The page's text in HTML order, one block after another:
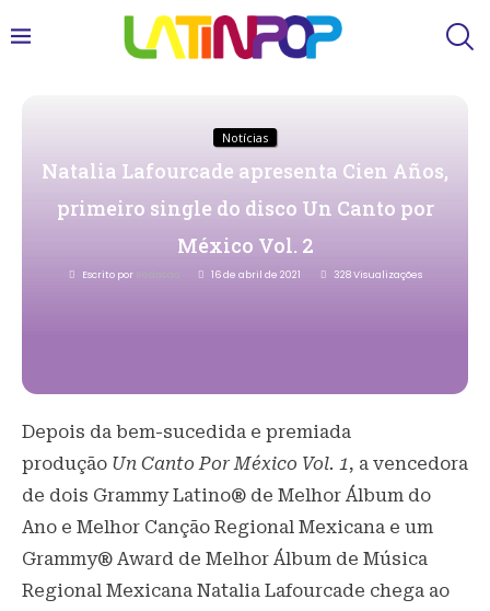
Notícias
Natalia Lafourcade apresenta Cien Años,
primeiro single do disco Un Canto por
México Vol. 2
Escrito por 16 de abril de 2021 328Visualizações
Depois da bem-sucedida e premiada
produção Un Canto Por México Vol. 1, a vencedora
de dois Grammy Latino®️ de Melhor Álbum do
Ano e Melhor Canção Regional Mexicana e um
Grammy®️ Award de Melhor Álbum de Música
Regional Mexicana Natalia Lafourcade chega ao